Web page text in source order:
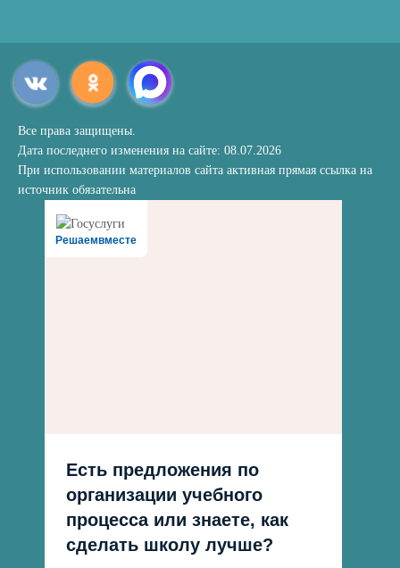
Все права защищены.
Дата последнего изменения на сайте: 08.07.2026
При использовании материалов сайта активная прямая ссылка на
источник обязательна
Решаемвместе
Есть предложения по
организации учебного
процесса или знаете, как
сделать школу лучше?